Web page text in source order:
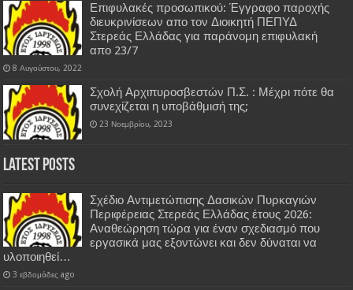
Επιφυλακές προσωπικού: Έγγραφο παροχής
διευκρινίσεων απο τον Διοικητή ΠΕΠΥΔ
Στερεάς Ελλάδας για παράνομη επιφυλακή
απο 23/7
8 Αυγούστου, 2022
Σχολή Αρχιπυροσβεστών Π.Σ. : Μέχρι πότε θα
συνεχίζεται η υποβάθμισή της;
23 Νοεμβρίου, 2023
Latest Posts
Σχέδιο Αντιμετώπισης Δασικών Πυρκαγιών
Περιφέρειας Στερεάς Ελλάδας έτους 2026:
Αναθεώρηση τώρα για έναν σχεδιασμό που
εργασικά μας εξοντώνει και δεν δύναται να
υλοποιηθεί…
3 εβδομάδες ago